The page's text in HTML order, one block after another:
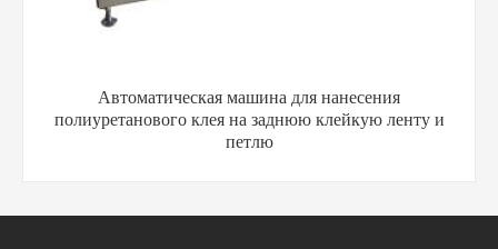
Автоматическая машина для нанесения
полиуретанового клея на заднюю клейкую ленту и
петлю